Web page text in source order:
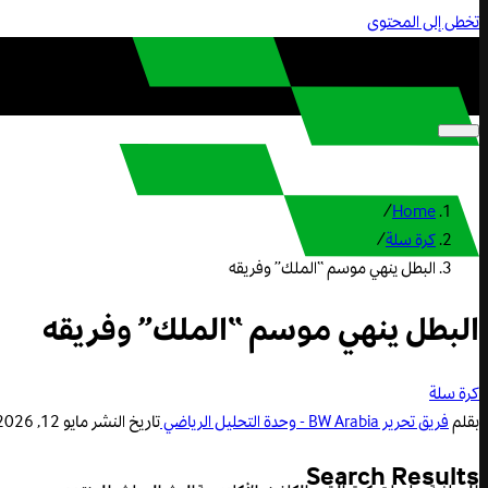
تخطى إلى المحتوى
Home
/
كرة سلة/
البطل ينهي موسم “الملك” وفريقه
البطل ينهي موسم “الملك” وفريقه
كرة سلة
بقلمفريق تحرير BW Arabia - وحدة التحليل الرياضي تاريخ النشرمايو 12, 2026 1:46 م
Search Results